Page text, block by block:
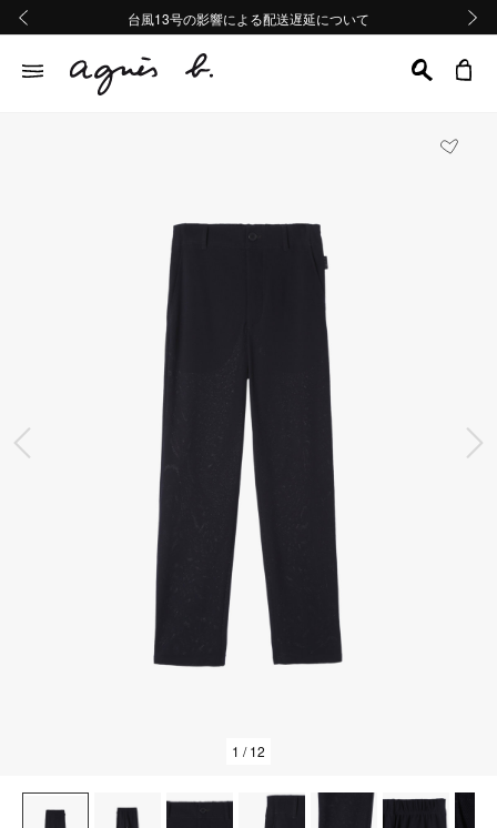
熊本地域地震の影響による配送遅延について
Summer Sale 2buy10%OFF!!
台風13号の影響による配送遅延について
熊本地域地震の影響による配送遅延について
Summer Sale 2buy10%OFF!!
前の画像
1 / 12